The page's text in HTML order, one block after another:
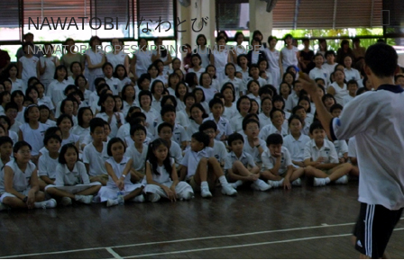
NAWATOBI / なわとび
NAWATOBI ROPESKIPPING JUMPROPE